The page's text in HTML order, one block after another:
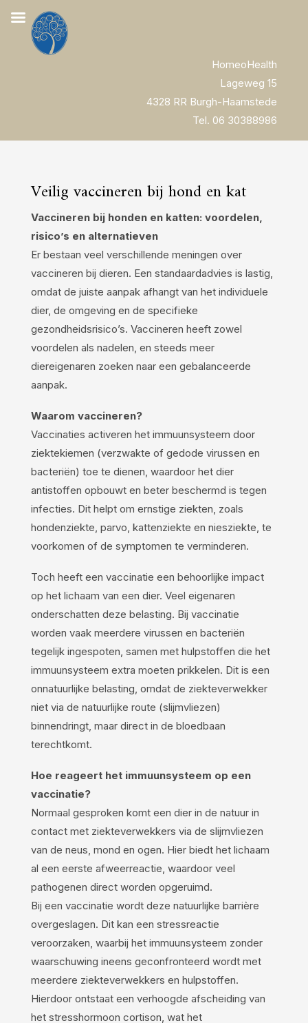
HomeoHealth
Lageweg 15
4328 RR Burgh-Haamstede
Tel. 06 30388986
Veilig vaccineren bij hond en kat
Vaccineren bij honden en katten: voordelen,
risico’s en alternatieven
Er bestaan veel verschillende meningen over
vaccineren bij dieren. Een standaardadvies is lastig,
omdat de juiste aanpak afhangt van het individuele
dier, de omgeving en de specifieke
gezondheidsrisico’s. Vaccineren heeft zowel
voordelen als nadelen, en steeds meer
diereigenaren zoeken naar een gebalanceerde
aanpak.
Waarom vaccineren?
Vaccinaties activeren het immuunsysteem door
ziektekiemen (verzwakte of gedode virussen en
bacteriën) toe te dienen, waardoor het dier
antistoffen opbouwt en beter beschermd is tegen
infecties. Dit helpt om ernstige ziekten, zoals
hondenziekte, parvo, kattenziekte en niesziekte, te
voorkomen of de symptomen te verminderen.
Toch heeft een vaccinatie een behoorlijke impact
op het lichaam van een dier. Veel eigenaren
onderschatten deze belasting. Bij vaccinatie
worden vaak meerdere virussen en bacteriën
tegelijk ingespoten, samen met hulpstoffen die het
immuunsysteem extra moeten prikkelen. Dit is een
onnatuurlijke belasting, omdat de ziekteverwekker
niet via de natuurlijke route (slijmvliezen)
binnendringt, maar direct in de bloedbaan
terechtkomt.
Hoe reageert het immuunsysteem op een
vaccinatie?
Normaal gesproken komt een dier in de natuur in
contact met ziekteverwekkers via de slijmvliezen
van de neus, mond en ogen. Hier biedt het lichaam
al een eerste afweerreactie, waardoor veel
pathogenen direct worden opgeruimd.
Bij een vaccinatie wordt deze natuurlijke barrière
overgeslagen. Dit kan een stressreactie
veroorzaken, waarbij het immuunsysteem zonder
waarschuwing ineens geconfronteerd wordt met
meerdere ziekteverwekkers en hulpstoffen.
Hierdoor ontstaat een verhoogde afscheiding van
het stresshormoon cortison, wat het